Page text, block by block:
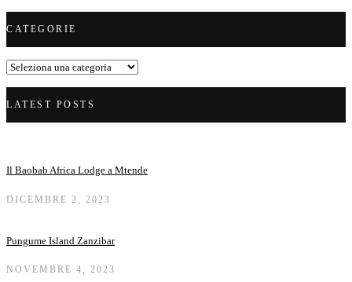
CATEGORIE
Categorie
LATEST POSTS
Il Baobab Africa Lodge a Mtende
DICEMBRE 2, 2023
Pungume Island Zanzibar
NOVEMBRE 4, 2023